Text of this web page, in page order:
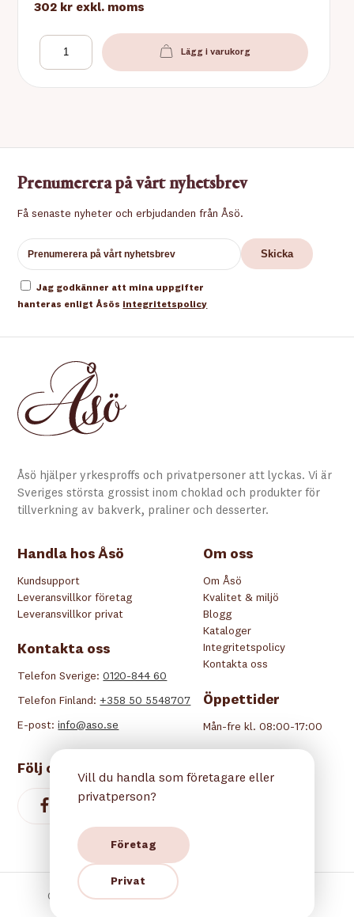
302 kr exkl. moms
Lägg i varukorg
Prenumerera på vårt nyhetsbrev
Få senaste nyheter och erbjudanden från Åsö.
Jag godkänner att mina uppgifter
hanteras enligt Åsös integritetspolicy
Åsö hjälper yrkesproffs och privatpersoner att lyckas. Vi är
Sveriges största grossist inom choklad och produkter för
tillverkning av bakverk, praliner och desserter.
Om oss
Om Åsö
Kvalitet & miljö
Blogg
Kataloger
Integritetspolicy
Kontakta oss
Öppettider
Mån-fre kl. 08:00-17:00
Handla hos Åsö
Kundsupport
Leveransvillkor företag
Leveransvillkor privat
Kontakta oss
Telefon Sverige:0120-844 60
Telefon Finland: +358 50 5548707
E-post:info@aso.se
Följ oss
Copyright © 2026 Åsö. Alla rättigheter reserverade.
Vill du handla som företagare eller
privatperson?
Företag
Privat